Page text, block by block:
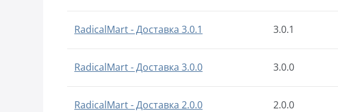
RadicalMart - Доставка 3.0.1 3.0.1
RadicalMart - Доставка 3.0.0 3.0.0
RadicalMart - Доставка 2.0.0 2.0.0